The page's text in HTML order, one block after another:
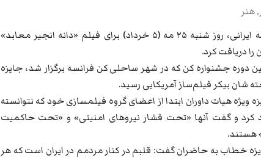
,هنر
محمد رسول‌اف، فیلمساز ۵۱ ساله ایرانی، روز شنبه ۲۵ مه (۵ خرداد) برای فیلم «دانه انجیر معابد»
را دریافت کرد.
دوره جشنواره کن که در شهر ساحلی کن فرانسه برگزار شد، جایزه
شان بیکر فیلم‌ساز آمریکایی رسید.
هیات داوران ابتدا از اعضای گروه فیلمسازی خود که نتوانسته
کرد و گفت آنها «تحت فشار نیروهای امنیتی» و «تحت حاکمیت
هستند.
خطاب به حاضران گفت: قلبم در کنار مردمم در ایران است که هر